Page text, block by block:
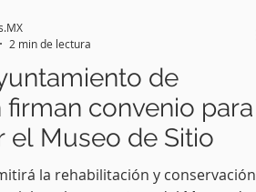
de
firman convenio para
el Museo de Sitio
la rehabilitación y conservación
2 min de lectura